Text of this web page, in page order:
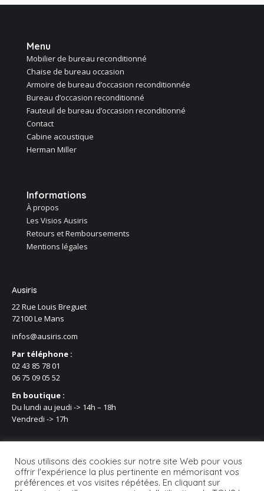
Menu
Mobilier de bureau reconditionné
Chaise de bureau occasion
Armoire de bureau d’occasion reconditionnée
Bureau d’occasion reconditionné
Fauteuil de bureau d’occasion reconditionné
Contact
Cabine acoustique
Herman Miller
Informations
À propos
Les Visios Ausiris
Retours et Remboursements
Mentions légales
Ausiris
22 Rue Louis Breguet
72100 Le Mans
infos@ausiris.com
Par téléphone :
02 43 85 78 01
06 75 09 05 52
En boutique :
Du lundi au jeudi -> 14h – 18h
Vendredi -> 17h
Nous utilisons des cookies sur notre site Web pour vous
offrir l'expérience la plus pertinente en mémorisant vos
préférences et vos visites répétées. En cliquant sur